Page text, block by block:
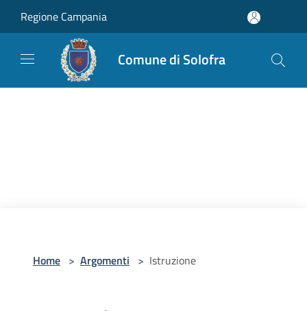
Regione Campania
Comune di Solofra
Home > Argomenti > Istruzione